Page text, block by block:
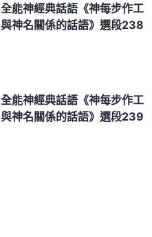
全能神經典話語《神每步作工
與神名關係的話語》選段238
全能神經典話語《神每步作工
與神名關係的話語》選段239